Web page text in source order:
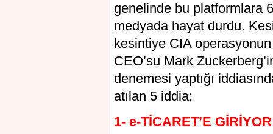
genelinde bu platformlara
medyada hayat durdu.
kesintiye CIA
CEO’su Mark
denemesi yaptığı
atılan 5 iddia;
1- e-TİCARET’E GİRİYOR